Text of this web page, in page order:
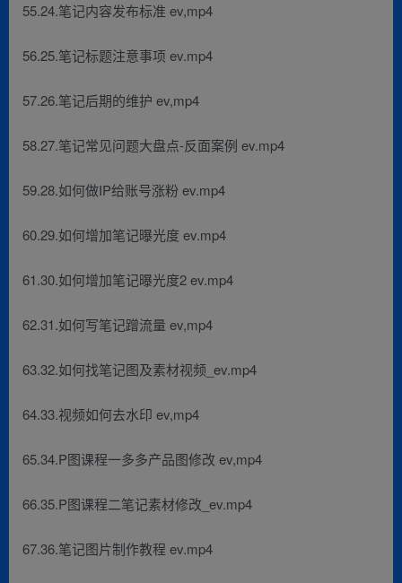
55.24.笔记内容发布标准 ev,mp4
56.25.笔记标题注意事项 ev.mp4
57.26.笔记后期的维护 ev,mp4
58.27.笔记常见问题大盘点-反面案例 ev.mp4
59.28.如何做IP给账号涨粉 ev.mp4
60.29.如何增加笔记曝光度 ev.mp4
61.30.如何增加笔记曝光度2 ev.mp4
62.31.如何写笔记蹭流量 ev,mp4
63.32.如何找笔记图及素材视频_ev.mp4
64.33.视频如何去水印 ev,mp4
65.34.P图课程一多多产品图修改 ev,mp4
66.35.P图课程二笔记素材修改_ev.mp4
67.36.笔记图片制作教程 ev.mp4